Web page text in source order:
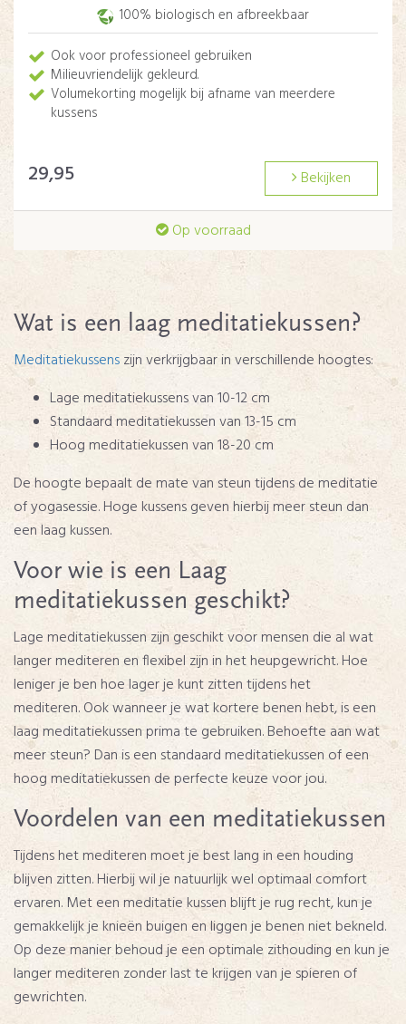
100% biologisch en afbreekbaar
Ook voor professioneel gebruiken
Milieuvriendelijk gekleurd.
Volumekorting mogelijk bij afname van meerdere
kussens
29,95 Bekijken
Op voorraad
Wat is een laag meditatiekussen?
Meditatiekussenszijn verkrijgbaar in verschillende hoogtes:
Lage meditatiekussens van 10-12 cm
Standaard meditatiekussen van 13-15 cm
Hoog meditatiekussen van 18-20 cm
De hoogte bepaalt de mate van steun tijdens de meditatie
of yogasessie. Hoge kussens geven hierbij meer steun dan
een laag kussen.
Voor wie is een Laag
meditatiekussen geschikt?
Lage meditatiekussen zijn geschikt voor mensen die al wat
langer mediteren en flexibel zijn in het heupgewricht. Hoe
leniger je ben hoe lager je kunt zitten tijdens het
mediteren. Ook wanneer je wat kortere benen hebt, is een
laag meditatiekussen prima te gebruiken. Behoefte aan wat
meer steun? Dan is een standaard meditatiekussen of een
hoog meditatiekussen de perfecte keuze voor jou.
Voordelen van een meditatiekussen
Tijdens het mediteren moet je best lang in een houding
blijven zitten. Hierbij wil je natuurlijk wel optimaal comfort
ervaren. Met een meditatie kussen blijft je rug recht, kun je
gemakkelijk je knieën buigen en liggen je benen niet bekneld.
Op deze manier behoud je een optimale zithouding en kun je
langer mediteren zonder last te krijgen van je spieren of
gewrichten.